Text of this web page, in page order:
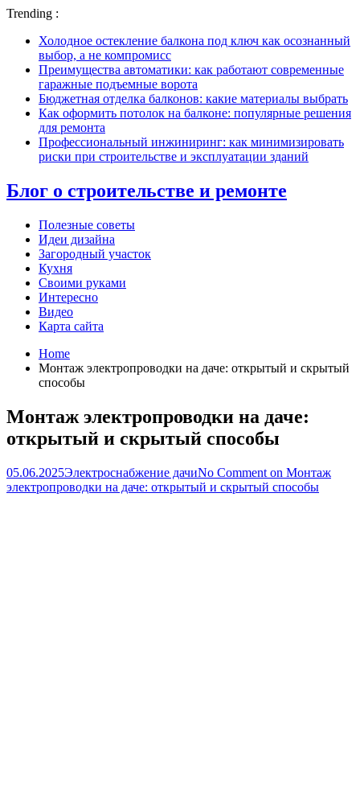
Trending :
Холодное остекление балкона под ключ как осознанный
выбор, а не компромисс
Преимущества автоматики: как работают современные
гаражные подъемные ворота
Бюджетная отделка балконов: какие материалы выбрать
Как оформить потолок на балконе: популярные решения
для ремонта
Профессиональный инжиниринг: как минимизировать
риски при строительстве и эксплуатации зданий
Блог о строительстве и ремонте
Полезные советы
Идеи дизайна
Загородный участок
Кухня
Своими руками
Интересно
Видео
Карта сайта
Home
Монтаж электропроводки на даче: открытый и скрытый
способы
Монтаж электропроводки на даче:
открытый и скрытый способы
05.06.2025Электроснабжение дачиNo Comment on Монтаж
электропроводки на даче: открытый и скрытый способы